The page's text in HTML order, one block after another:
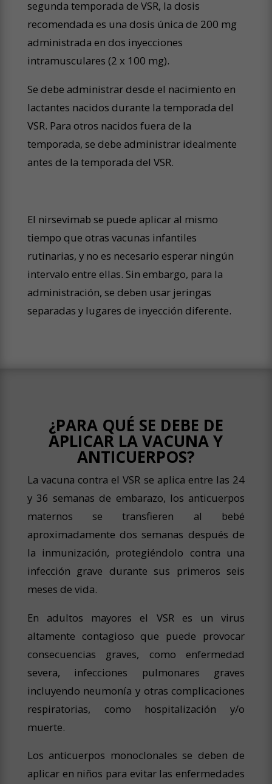
segunda temporada de VSR, la dosis
recomendada es una dosis única de 200 mg
administrada en dos inyecciones
intramusculares (2 x 100 mg).
Se debe administrar desde el nacimiento en
lactantes nacidos durante la temporada del
VSR. Para otros nacidos fuera de la
temporada, se debe administrar idealmente
antes de la temporada del VSR.
El nirsevimab se puede aplicar al mismo
tiempo que otras vacunas infantiles
rutinarias, y no es necesario esperar ningún
intervalo entre ellas. Sin embargo, para la
administración, se deben usar jeringas
separadas y lugares de inyección diferente.
¿PARA QUÉ SE DEBE DE
APLICAR LA VACUNA Y
ANTICUERPOS?
La vacuna contra el VSR se aplica entre las 24
y 36 semanas de embarazo, los anticuerpos
maternos se transfieren al bebé
aproximadamente dos semanas después de
la inmunización, protegiéndolo contra una
infección grave durante sus primeros seis
meses de vida.
En adultos mayores el VSR es un virus
altamente contagioso que puede provocar
consecuencias graves, como enfermedad
severa, infecciones pulmonares graves
incluyendo neumonía y otras complicaciones
respiratorias, como hospitalización y/o
muerte.
Los anticuerpos monoclonales se deben de
aplicar en niños para evitar las enfermedades